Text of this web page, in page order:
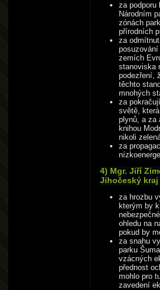
za podporu
Národním
zónách
přírodních
za
zemích
stanoviska
podezření,
těchto
mnohých
za
světě,
plynů, a za
knihou
nikoli
za
4) Mgr. Jiří
Jihočeský kraj
za hrozbu
kterým by
ohledu na
pokud by
za snahu
parku
vzácných
přednost
mohlo pro
zavedení